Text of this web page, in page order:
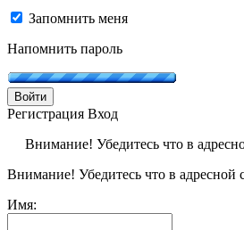
Запомнить меня
Напомнить пароль
Войти
Регистрация Вход
Внимание! Убедитесь что в
Внимание! Убедитесь что в адресной
Имя: